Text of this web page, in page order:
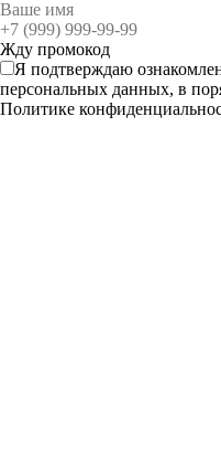
Я подтверждаю
персональных данных, в
Политике